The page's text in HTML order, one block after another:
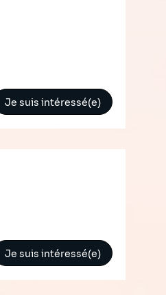
Je suis intéressé(e)
Je suis intéressé(e)